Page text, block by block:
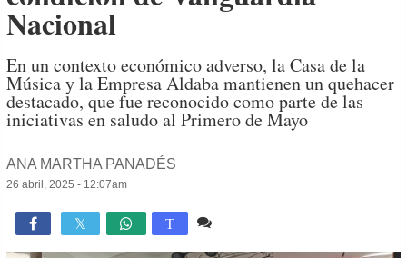
Nacional
En un contexto económico adverso, la Casa de la
Música y la Empresa Aldaba mantienen un quehacer
destacado, que fue reconocido como parte de las
iniciativas en saludo al Primero de Mayo
ANA MARTHA PANADÉS
26 abril, 2025 - 12:07am
 T